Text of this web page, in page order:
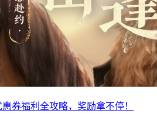
券福利全攻略，奖励拿不停！